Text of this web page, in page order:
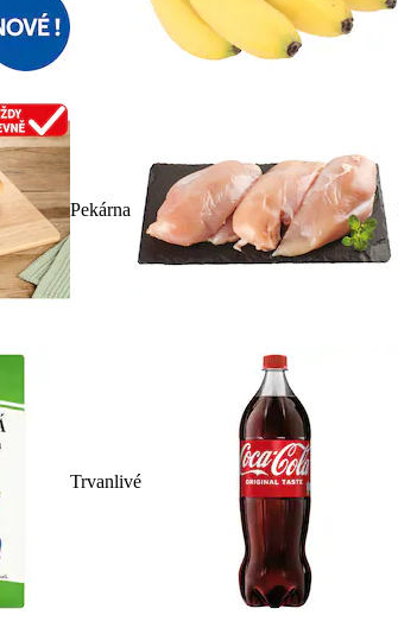
Pekárna
Trvanlivé